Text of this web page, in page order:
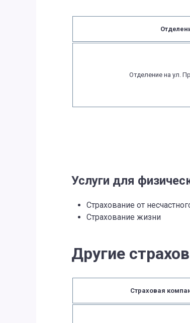
Отделение на ул.
Услуги для
Страхование от
Страхование жизни
Другие
Страховая